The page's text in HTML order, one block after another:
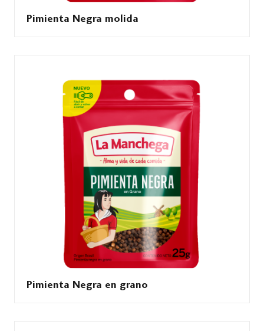
Pimienta Negra molida
Pimienta Negra en grano